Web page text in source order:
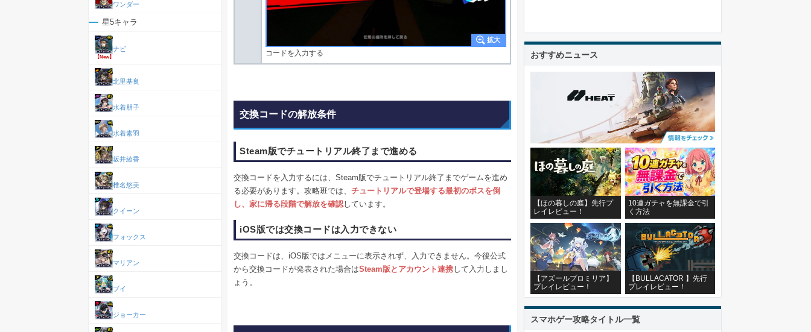
コードを入力する
交換コードの解放条件
Steam版でチュートリアル終了まで進める
交換コードを入力するには、Steam版でチュートリアル終了までゲームを進め
る必要があります。攻略班では、 チュートリアルで登場する最初のボスを倒
し、家に帰る段階で解放を確認しています。
iOS版では交換コードは入力できない
交換コードは、iOS版ではメニューに表示されず、入力できません。今後公式
から交換コードが発表された場合はSteam版とアカウント連携して入力しまし
ょう。
ワンダー
星5キャラ
ナビ
【New】
北里基良
水着朋子
水着素羽
坂井綾香
椎名悠美
クイーン
フォックス
マリアン
ブイ
ジョーカー
おすすめニュース
【ほの暮しの庭】先行プ
レイレビュー！
10連ガチャを無課金で引
く方法
【アズールプロミリア】
プレイレビュー！
【BULLACATOR 】先行
プレイレビュー！
スマホゲー攻略タイトル一覧